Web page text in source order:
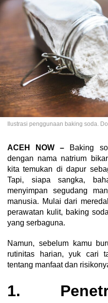
Ilustrasi penggunaan baking soda.
ACEH NOW – Baking
dengan nama natrium
kita temukan di dapur
Tapi, siapa sangka,
menyimpan segudang
manusia. Mulai dari
perawatan kulit, baking
yang serbaguna.
Namun, sebelum kamu
rutinitas harian, yuk cari
tentang manfaat dan
1.